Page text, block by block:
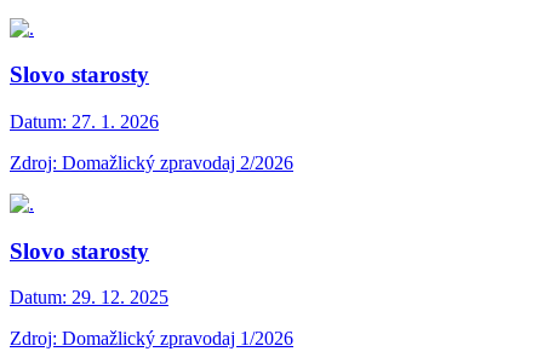
Slovo starosty
Datum: 27. 1. 2026
Zdroj: Domažlický zpravodaj 2/2026
Slovo starosty
Datum: 29. 12. 2025
Zdroj: Domažlický zpravodaj 1/2026